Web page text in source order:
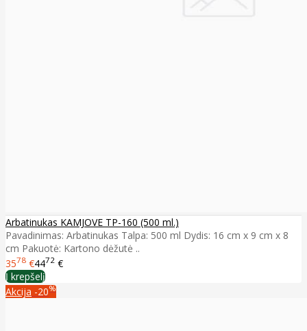
Arbatinukas KAMJOVE TP-160 (500 ml.)
Pavadinimas: Arbatinukas Talpa: 500 ml Dydis: 16 cm x 9 cm x 8
cm Pakuotė: Kartono dėžutė ..
3578 €4472 €
Į krepšelį
Akcija -20%